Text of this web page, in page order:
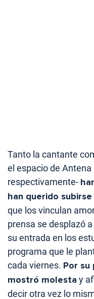
Tanto la cantante
el espacio de
respectivamente-
han querido
que los vinculan
prensa se desplazó
su entrada en los
programa que le
cada viernes. Por
mostró molesta y
decir otra vez lo